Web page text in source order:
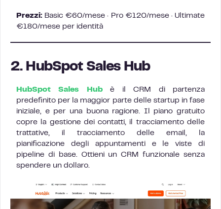
Prezzi: Basic €60/mese · Pro €120/mese · Ultimate
€180/mese per identità
2. HubSpot Sales Hub
HubSpot Sales Hubè il CRM di partenza
predefinito per la maggior parte delle startup in fase
iniziale, e per una buona ragione. Il piano gratuito
copre la gestione dei contatti, il tracciamento delle
trattative, il tracciamento delle email, la
pianificazione degli appuntamenti e le viste di
pipeline di base. Ottieni un CRM funzionale senza
spendere un dollaro.